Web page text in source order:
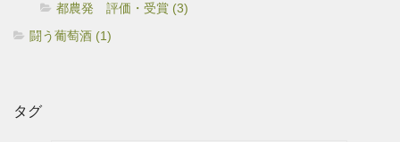
都農発 評価・受賞 (3)
闘う葡萄酒 (1)
タグ